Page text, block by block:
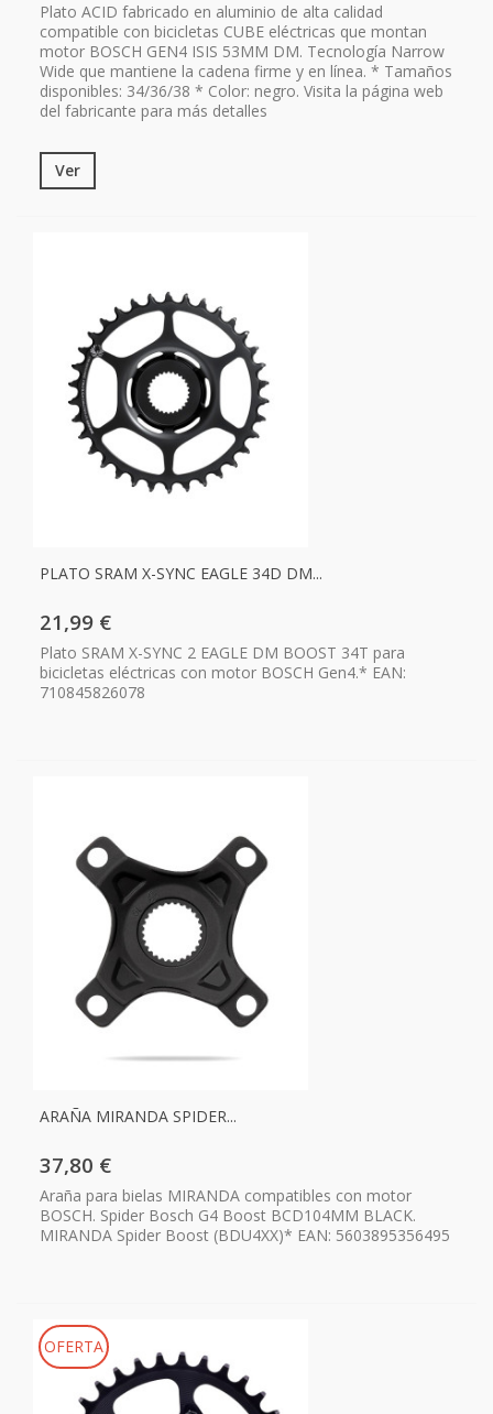
Plato ACID fabricado en aluminio de alta calidad
compatible con bicicletas CUBE eléctricas que montan
motor BOSCH GEN4 ISIS 53MM DM. Tecnología Narrow
Wide que mantiene la cadena firme y en línea. * Tamaños
disponibles: 34/36/38 * Color: negro. Visita la página web
del fabricante para más detalles
Ver
PLATO SRAM X-SYNC EAGLE 34D DM...
21,99 €
Plato SRAM X-SYNC 2 EAGLE DM BOOST 34T para
bicicletas eléctricas con motor BOSCH Gen4.* EAN:
710845826078
ARAÑA MIRANDA SPIDER...
37,80 €
Araña para bielas MIRANDA compatibles con motor
BOSCH. Spider Bosch G4 Boost BCD104MM BLACK.
MIRANDA Spider Boost (BDU4XX)* EAN: 5603895356495
OFERTA